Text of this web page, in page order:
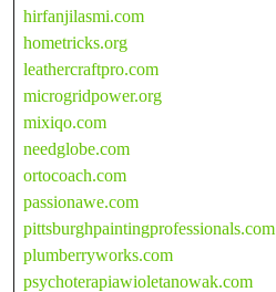
hirfanjilasmi.com
hometricks.org
leathercraftpro.com
microgridpower.org
mixiqo.com
needglobe.com
ortocoach.com
passionawe.com
pittsburghpaintingprofessionals.com
plumberryworks.com
psychoterapiawioletanowak.com